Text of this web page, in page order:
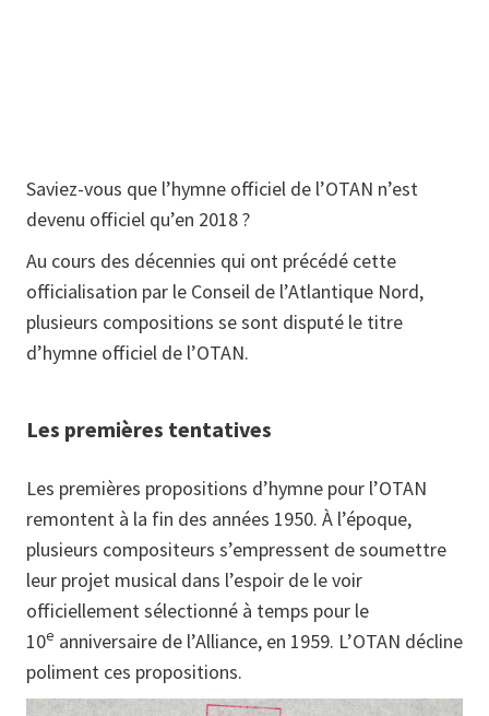
Saviez-vous que l’hymne officiel de l’OTAN n’est
devenu officiel qu’en 2018 ?
Au cours des décennies qui ont précédé cette
officialisation par le Conseil de l’Atlantique Nord,
plusieurs compositions se sont disputé le titre
d’hymne officiel de l’OTAN.
Les premières tentatives
Les premières propositions d’hymne pour l’OTAN
remontent à la fin des années 1950. À l’époque,
plusieurs compositeurs s’empressent de soumettre
leur projet musical dans l’espoir de le voir
officiellement sélectionné à temps pour le
10e anniversaire de l’Alliance, en 1959. L’OTAN décline
poliment ces propositions.